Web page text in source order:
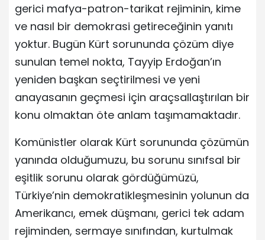
gerici mafya-patron-tarikat rejiminin, kime
ve nasıl bir demokrasi getireceğinin yanıtı
yoktur. Bugün Kürt sorununda çözüm diye
sunulan temel nokta, Tayyip Erdoğan’ın
yeniden başkan seçtirilmesi ve yeni
anayasanın geçmesi için araçsallaştırılan bir
konu olmaktan öte anlam taşımamaktadır.
Komünistler olarak Kürt sorununda çözümün
yanında olduğumuzu, bu sorunu sınıfsal bir
eşitlik sorunu olarak gördüğümüzü,
Türkiye’nin demokratikleşmesinin yolunun da
Amerikancı, emek düşmanı, gerici tek adam
rejiminden, sermaye sınıfından, kurtulmak